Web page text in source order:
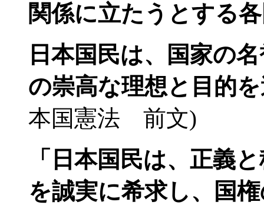
関係に立たうとする
日本国民は、国家の
の崇高な理想と目的
本国憲法 前文)
「日本国民は、正義
を誠実に希求し、国